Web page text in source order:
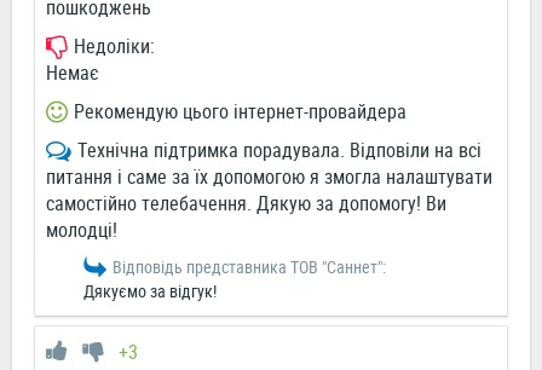
пошкоджень
Недоліки:
Немає
Рекомендую цього інтернет-провайдера
Технічна підтримка порадувала. Відповіли на всі
питання і саме за їх допомогою я змогла налаштувати
самостійно телебачення. Дякую за допомогу! Ви
молодці!
Відповідь представника ТОВ "Саннет":
Дякуємо за відгук!
+3